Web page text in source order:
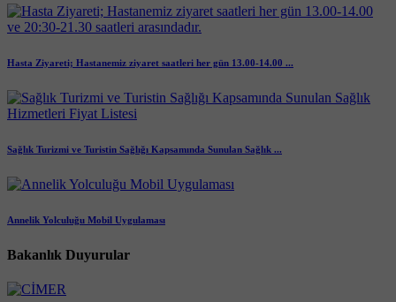
Hasta Ziyareti; Hastanemiz ziyaret saatleri her gün 13.00-14.00 ...
Sağlık Turizmi ve Turistin Sağlığı Kapsamında Sunulan Sağlık ...
Annelik Yolculuğu Mobil Uygulaması
Bakanlık Duyurular